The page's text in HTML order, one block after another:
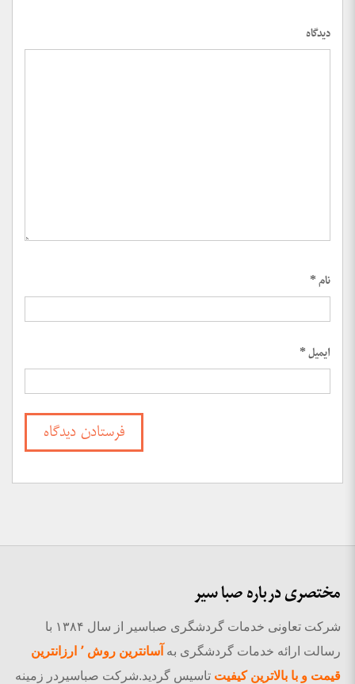
دیدگاه
نام*
ایمیل*
مختصری درباره صبا سیر
شرکت تعاونی خدمات گردشگری صباسیر از سال ۱۳۸۴ با
رسالت ارائه خدمات گردشگری به
آسانترین روش ٬ ارزانترین
قیمت و با بالاترین کیفیت تاسیس گردید.شرکت صباسیردر زمینه